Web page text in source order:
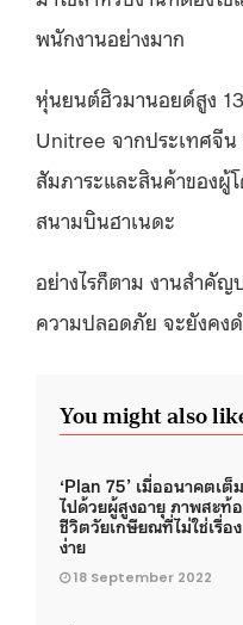
พนักงานอย่างมาก
หุ่นยนต์ฮิวมานอยด์สูง
Unitree จากประเทศจีน
สัมภาระและสินค้าของผู้
สนามบินฮาเนดะ
อย่างไรก็ตาม งานสำคัญ
ความปลอดภัย จะยังคง
You might also
‘Plan 75’ เมื่ออนาคตเต็ม
ไปด้วยผู้สูงอายุ ภาพสะท้
ชีวิตวัยเกษียณที่ไม่ใช่เรื่อง
ง่าย
18 September 2022